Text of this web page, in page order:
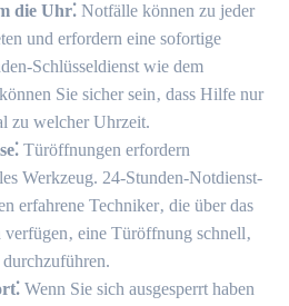
die Uhr⁚ Notfälle können zu jeder
und erfordern eine sofortige
Schlüsseldienst wie dem
Sie sicher sein‚ dass Hilfe nur
zu welcher Uhrzeit.​
Türöffnungen erfordern
Werkzeug. 24-Stunden-Notdienst-
erfahrene Techniker‚ die über das
eine Türöffnung schnell‚
Wenn Sie sich ausgesperrt haben